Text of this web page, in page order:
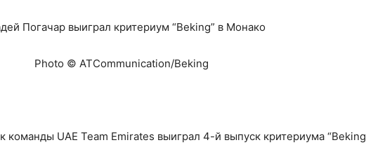
Photo © ATCommunication/Beking
команды UAE Team Emirates выиграл 4-й выпуск критериума “Beking